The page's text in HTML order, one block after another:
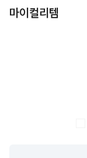
마이컬리템